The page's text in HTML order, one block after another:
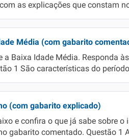
as explicações que constam
Média (com gabarito
a Baixa Idade Média. Responda
1 São características do
(com gabarito explicado)
e confira o que já sabe sobre
gabarito comentado. Questão 1